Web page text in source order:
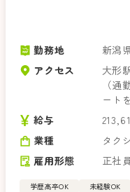
勤務地
新潟
アクセス
大形
（
ート
給与
業種
タク
雇用形態
正社員
学歴高卒OK 未経験OK